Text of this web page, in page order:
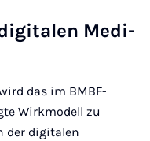
Me­di­
das im BMBF-
Wirkmodell zu
der digitalen